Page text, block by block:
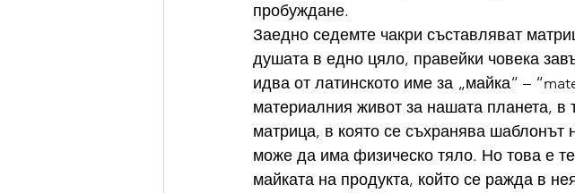
пробуждане.
Заедно седемте чакри съставляват
душата в едно цяло, правейки човека
идва от латинското име за „майка“ –
материалния живот за нашата планета, в
матрица, в която се съхранява шаблонът
може да има физическо тяло. Но това е
майката на продукта, който се ражда в